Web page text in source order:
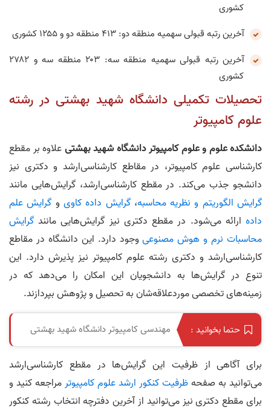
کشوری
آخرین رتبه قبولی سهمیه منطقه دو: ۴۱۳ منطقه دو و ۱۲۵۵ کشوری
آخرین رتبه قبولی سهمیه منطقه سه: ۲۰۳ منطقه سه و ۲۷۸۲
کشوری
تحصیلات تکمیلی دانشگاه شهید بهشتی در رشته
علوم کامپیوتر
دانشکده علوم و علوم کامپیوتر دانشگاه شهید بهشتیعلاوه بر مقطع
کارشناسی علوم کامپیوتر، در مقاطع کارشناسی‌ارشد و دکتری نیز
دانشجو جذب می‌کند. در مقطع کارشناسی‌ارشد، گرایش‌هایی مانند
گرایش الگوریتم و نظریه محاسبه،گرایش داده‌ کاوی و گرایش علم
داده ارائه می‌شود. در مقطع دکتری نیز گرایش‌هایی مانند گرایش
محاسبات نرم و هوش مصنوعیوجود دارد. این دانشگاه در مقاطع
کارشناسی‌ارشد و دکتری رشته علوم کامپیوتر نیز پذیرش دارد. این
تنوع در گرایش‌ها به دانشجویان این امکان را می‌دهد که در
زمینه‌های تخصصی موردعلاقه‌شان به تحصیل و پژوهش بپردازند.
حتما بخوانید : مهندسی کامپیوتر دانشگاه شهید بهشتی
برای آگاهی از ظرفیت این گرایش‌ها در مقطع کارشناسی‌ارشد
می‌توانید به صفحهظرفیت کنکور ارشد علوم کامپیوترمراجعه کنید و
برای مقطع دکتری نیز می‌توانید از آخرین دفترچه انتخاب رشته کنکور